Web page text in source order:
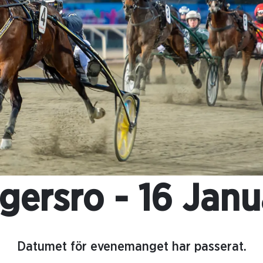
- 16
Datumet för evenemanget har passerat.